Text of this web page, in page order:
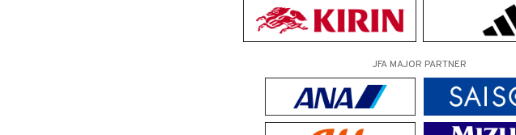
JFA MAJOR PARTNER